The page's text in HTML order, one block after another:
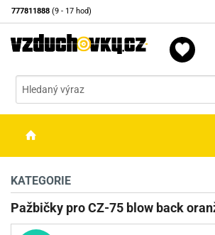
777811888 (9 - 17 hod)
OPTIKA
STŘELIVO
KATEGORIE
Pažbičky pro CZ-75 blow back